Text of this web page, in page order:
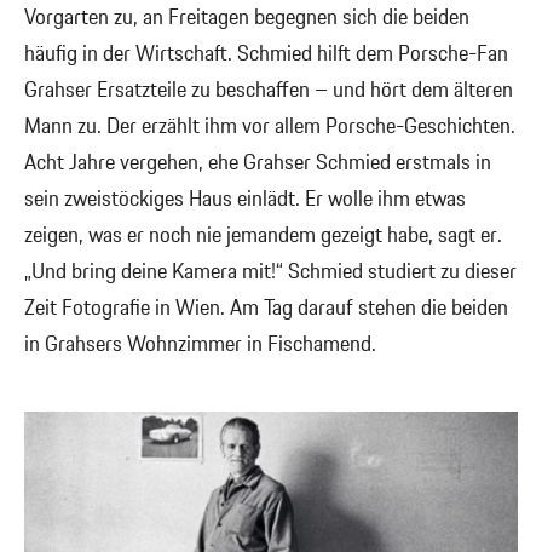
Vorgarten zu, an Freitagen begegnen sich die beiden
häufig in der Wirtschaft. Schmied hilft dem Porsche-Fan
Grahser Ersatzteile zu beschaffen – und hört dem älteren
Mann zu. Der erzählt ihm vor allem Porsche-Geschichten.
Acht Jahre vergehen, ehe Grahser Schmied erstmals in
sein zweistöckiges Haus einlädt. Er wolle ihm etwas
zeigen, was er noch nie jemandem gezeigt habe, sagt er.
„Und bring deine Kamera mit!“ Schmied studiert zu dieser
Zeit Fotografie in Wien. Am Tag darauf stehen die beiden
in Grahsers Wohnzimmer in Fischamend.